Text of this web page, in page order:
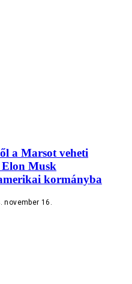
a Marsot veheti
Elon Musk
kormányba
november 16.